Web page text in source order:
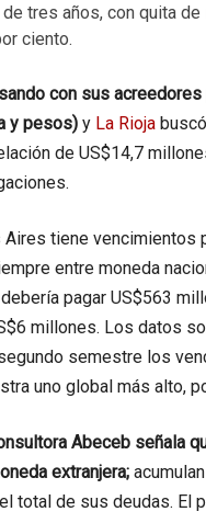
tres años, con quita
ciento.
con sus
y pesos)y La Rioja
de US$14,7
tiene vencimientos
entre moneda
pagar US$563
millones. Los datos
semestre los
uno global más alto,
Abeceb señala
extranjera;
total de sus deudas. El